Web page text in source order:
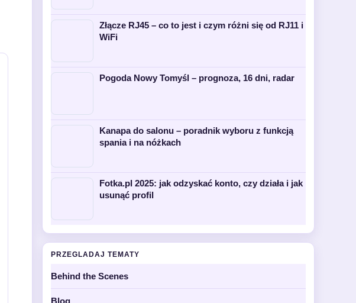
Złącze RJ45 – co to jest i czym różni się od RJ11 i
WiFi
Pogoda Nowy Tomyśl – prognoza, 16 dni, radar
Kanapa do salonu – poradnik wyboru z funkcją
spania i na nóżkach
Fotka.pl 2025: jak odzyskać konto, czy działa i jak
usunąć profil
PRZEGLADAJ TEMATY
Behind the Scenes
Blog